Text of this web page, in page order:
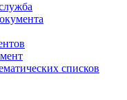
списков